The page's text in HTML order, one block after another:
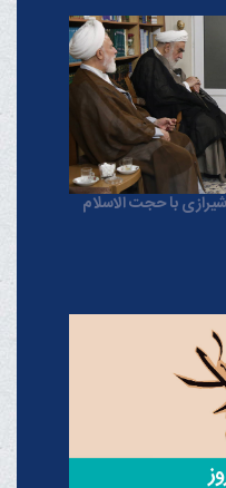
با حجت الاسلام